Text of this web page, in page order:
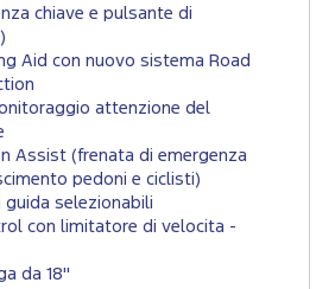
chiave e pulsante di
Aid con nuovo sistema Road
attenzione del
Assist (frenata di emergenza
pedoni e ciclisti)
guida selezionabili
con limitatore di velocita -
da 18''